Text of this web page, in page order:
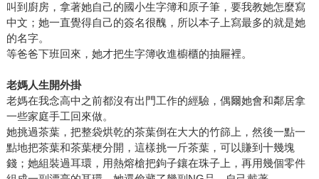
叫到廚房，拿著她自己的國小生字簿和原子筆，要我教她怎麼寫
中文；她一直覺得自己的簽名很醜，所以本子上寫最多的就是她
的名字。
等爸爸下班回來，她才把生字簿收進櫥櫃的抽屜裡。
老媽人生開外掛
老媽在我念高中之前都沒有出門工作的經驗，偶爾她會和鄰居拿
一些家庭手工回來做。
她挑過茶葉，把整袋烘乾的茶葉倒在大大的竹篩上，然後一點一
點地把茶葉和茶葉梗分開，這樣挑一斤茶葉，可以賺到十幾塊
錢；她組裝過耳環，用熱熔槍把鉤子鑲在珠子上，再用幾個零件